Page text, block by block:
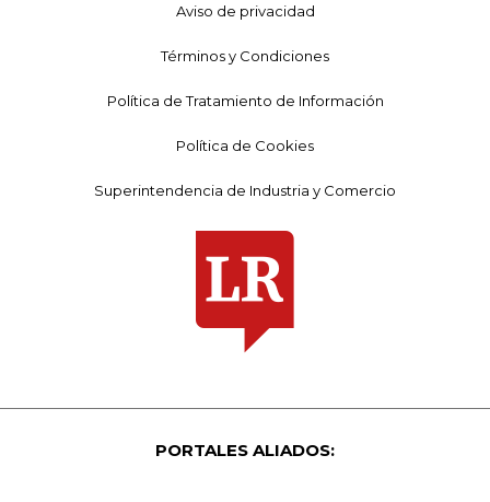
Aviso de privacidad
Términos y Condiciones
Política de Tratamiento de Información
Política de Cookies
Superintendencia de Industria y Comercio
PORTALES ALIADOS: